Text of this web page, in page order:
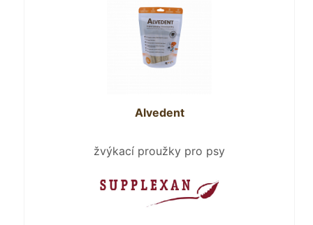
Alvedent
žvýkací proužky pro psy